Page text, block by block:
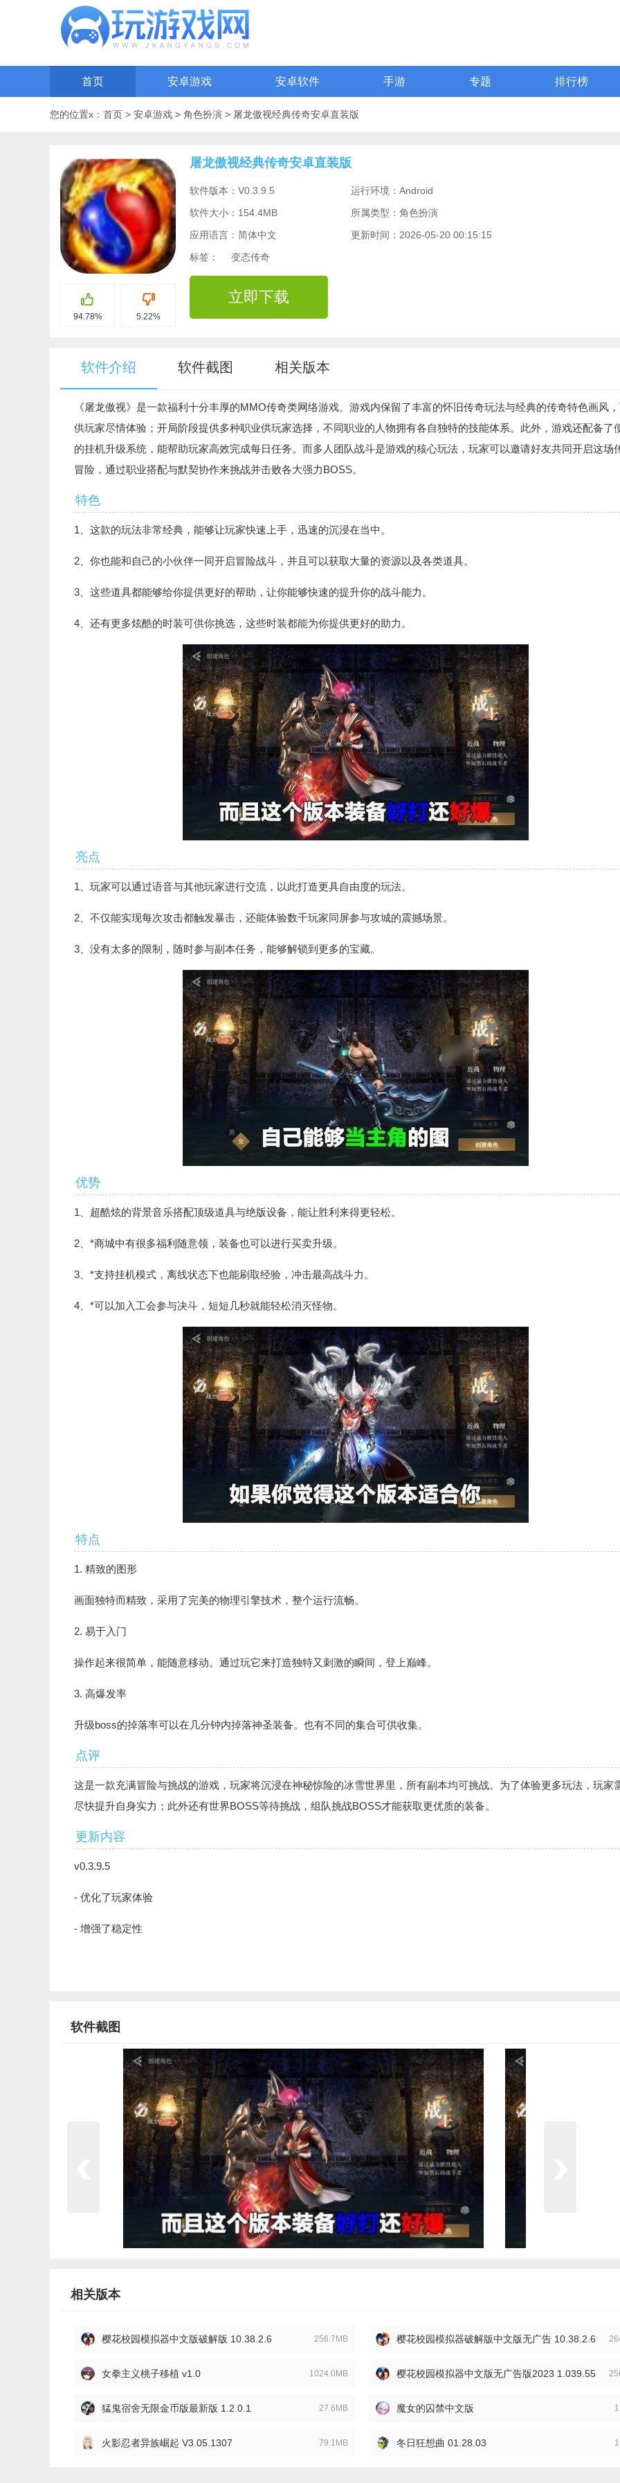
首页 安卓游戏 安卓软件 手游 专题 排行榜
您的位置x： 首页 > 安卓游戏 > 角色扮演 > 屠龙傲视经典传奇安卓直装版
94.78% 5.22%
屠龙傲视经典传奇安卓直装版
软件版本：V0.3.9.5
运行环境：Android
软件大小：154.4MB
所属类型：角色扮演
应用语言：简体中文
更新时间：2026-05-20 00:15:15
标签：
变态传奇
立即下载
软件介绍 软件截图 相关版本
《屠龙傲视》是一款福利十分丰厚的MMO传奇类网络游戏。游戏内保留了丰富的怀旧传奇玩法与经典的传奇特色画风
供玩家尽情体验；开局阶段提供多种职业供玩家选择，不同职业的人物拥有各自独特的技能体系。此外，游戏还配备了
的挂机升级系统，能帮助玩家高效完成每日任务。而多人团队战斗是游戏的核心玩法，玩家可以邀请好友共同开启这场
冒险，通过职业搭配与默契协作来挑战并击败各大强力BOSS。
特色
1、这款的玩法非常经典，能够让玩家快速上手，迅速的沉浸在当中。
2、你也能和自己的小伙伴一同开启冒险战斗，并且可以获取大量的资源以及各类道具。
3、这些道具都能够给你提供更好的帮助，让你能够快速的提升你的战斗能力。
4、还有更多炫酷的时装可供你挑选，这些时装都能为你提供更好的助力。
亮点
1、玩家可以通过语音与其他玩家进行交流，以此打造更具自由度的玩法。
2、不仅能实现每次攻击都触发暴击，还能体验数千玩家同屏参与攻城的震撼场景。
3、没有太多的限制，随时参与副本任务，能够解锁到更多的宝藏。
优势
1、超酷炫的背景音乐搭配顶级道具与绝版设备，能让胜利来得更轻松。
2、*商城中有很多福利随意领，装备也可以进行买卖升级。
3、*支持挂机模式，离线状态下也能刷取经验，冲击最高战斗力。
4、*可以加入工会参与决斗，短短几秒就能轻松消灭怪物。
特点
1. 精致的图形
画面独特而精致，采用了完美的物理引擎技术，整个运行流畅。
2. 易于入门
操作起来很简单，能随意移动。通过玩它来打造独特又刺激的瞬间，登上巅峰。
3. 高爆发率
升级boss的掉落率可以在几分钟内掉落神圣装备。也有不同的集合可供收集。
点评
这是一款充满冒险与挑战的游戏，玩家将沉浸在神秘惊险的冰雪世界里，所有副本均可挑战。为了体验更多玩法，玩家
尽快提升自身实力；此外还有世界BOSS等待挑战，组队挑战BOSS才能获取更优质的装备。
更新内容
v0.3.9.5
- 优化了玩家体验
- 增强了稳定性
软件截图
相关版本
樱花校园模拟器中文版破解版 10.38.2.6 256.7MB 樱花校园模拟器破解版中文版无广告 10.38.2.6
女拳主义桃子移植 v1.0 1024.0MB 樱花校园模拟器中文版无广告版2023 1.039.55
猛鬼宿舍无限金币版最新版 1.2.0.1 27.6MB 魔女的囚禁中文版
火影忍者异族崛起 V3.05.1307 79.1MB 冬日狂想曲 01.28.03